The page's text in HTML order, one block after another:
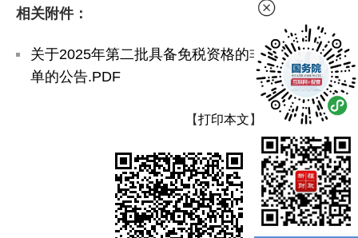
相关附件：
关于2025年第二批具备免税资格的非营利组织名
单的公告.PDF
【打印本文 】 关闭窗口 】